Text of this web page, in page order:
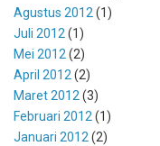
Agustus 2012 (1)
Juli 2012 (1)
Mei 2012 (2)
April 2012 (2)
Maret 2012 (3)
Februari 2012 (1)
Januari 2012 (2)